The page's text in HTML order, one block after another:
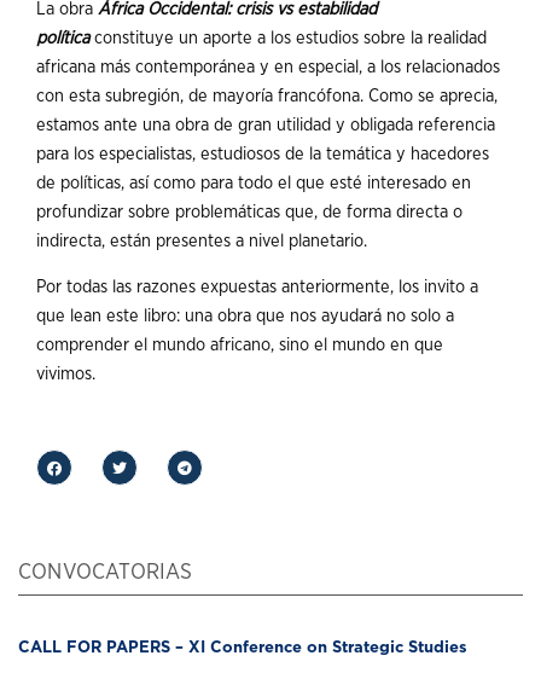
La obra África Occidental: crisis vs estabilidad
políticaconstituye un aporte a los estudios sobre la realidad
africana más contemporánea y en especial, a los relacionados
con esta subregión, de mayoría francófona. Como se aprecia,
estamos ante una obra de gran utilidad y obligada referencia
para los especialistas, estudiosos de la temática y hacedores
de políticas, así como para todo el que esté interesado en
profundizar sobre problemáticas que, de forma directa o
indirecta, están presentes a nivel planetario.
Por todas las razones expuestas anteriormente, los invito a
que lean este libro: una obra que nos ayudará no solo a
comprender el mundo africano, sino el mundo en que
vivimos.
CONVOCATORIAS
CALL FOR PAPERS – XI Conference on Strategic Studies